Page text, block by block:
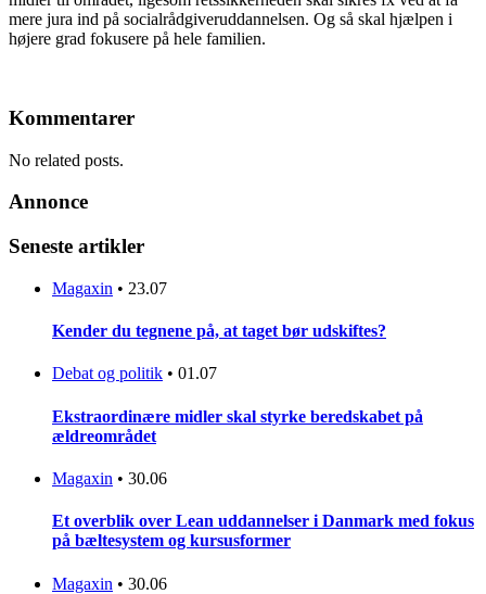
mere jura ind på socialrådgiveruddannelsen. Og så skal hjælpen i
højere grad fokusere på hele familien.
Kommentarer
No related posts.
Annonce
Seneste artikler
Magaxin • 23.07
Kender du tegnene på, at taget bør udskiftes?
Debat og politik • 01.07
Ekstraordinære midler skal styrke beredskabet på
ældreområdet
Magaxin • 30.06
Et overblik over Lean uddannelser i Danmark med fokus
på bæltesystem og kursusformer
Magaxin • 30.06